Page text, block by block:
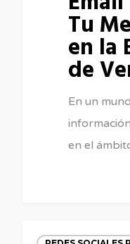
Tu
en la
de
En un
en el